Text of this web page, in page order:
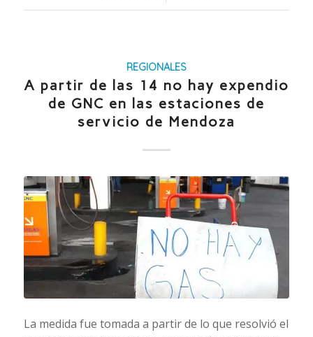
REGIONALES
A partir de las 14 no hay expendio
de GNC en las estaciones de
servicio de Mendoza
La medida fue tomada a partir de lo que resolvió el